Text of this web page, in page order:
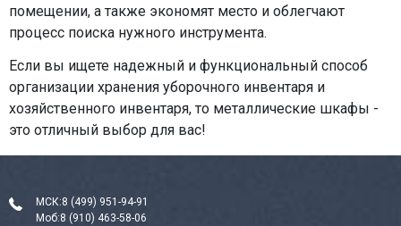
помещении, а также экономят место и облегчают
процесс поиска нужного инструмента.
Если вы ищете надежный и функциональный способ
организации хранения уборочного инвентаря и
хозяйственного инвентаря, то металлические шкафы -
это отличный выбор для вас!
МСК:8 (499) 951-94-91
Моб:8 (910) 463-58-06